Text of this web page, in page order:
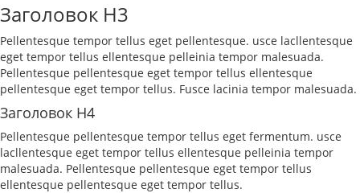
Заголовок H3
Pellentesque tempor tellus eget pellentesque. usce lacllentesque
eget tempor tellus ellentesque pelleinia tempor malesuada.
Pellentesque pellentesque eget tempor tellus ellentesque
pellentesque eget tempor tellus. Fusce lacinia tempor malesuada.
Заголовок H4
Pellentesque pellentesque tempor tellus eget fermentum. usce
lacllentesque eget tempor tellus ellentesque pelleinia tempor
malesuada. Pellentesque pellentesque eget tempor tellus
ellentesque pellentesque eget tempor tellus.